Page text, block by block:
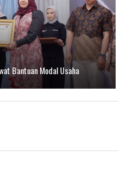
Bantuan Modal Usaha